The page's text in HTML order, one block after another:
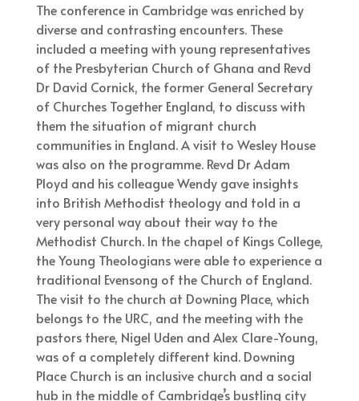
The conference in Cambridge was enriched by
diverse and contrasting encounters. These
included a meeting with young representatives
of the Presbyterian Church of Ghana and Revd
Dr David Cornick, the former General Secretary
of Churches Together England, to discuss with
them the situation of migrant church
communities in England. A visit to Wesley House
was also on the programme. Revd Dr Adam
Ployd and his colleague Wendy gave insights
into British Methodist theology and told in a
very personal way about their way to the
Methodist Church. In the chapel of Kings College,
the Young Theologians were able to experience a
traditional Evensong of the Church of England.
The visit to the church at Downing Place, which
belongs to the URC, and the meeting with the
pastors there, Nigel Uden and Alex Clare-Young,
was of a completely different kind. Downing
Place Church is an inclusive church and a social
hub in the middle of Cambridge’s bustling city